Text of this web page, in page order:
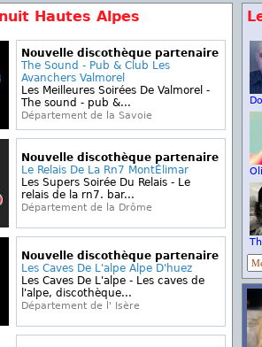
Hautes Alpes
Nouvelle discothèque partenaire
The Sound - Pub & Club Les
Avanchers Valmorel
Les Meilleures Soirées De Valmorel -
The sound - pub &...
Département de la Savoie
Nouvelle discothèque partenaire
Le Relais De La Rn7 MontÉlimar
Les Supers Soirée Du Relais - Le
relais de la rn7. bar...
Département de la Drôme
Nouvelle discothèque partenaire
Les Caves De L'alpe Alpe D'huez
Les Caves De L'alpe - Les caves de
l'alpe, discothèque...
Département de l' Isère